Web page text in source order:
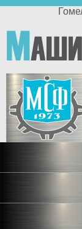
Перейти к
Гомельский государственный технический университет
М